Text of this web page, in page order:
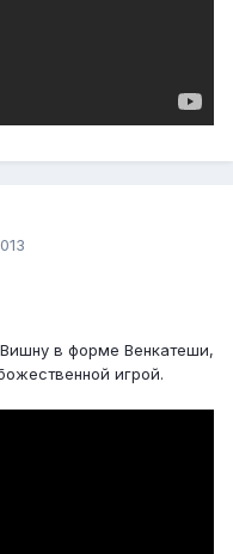
в форме Венкатеши,
игрой.